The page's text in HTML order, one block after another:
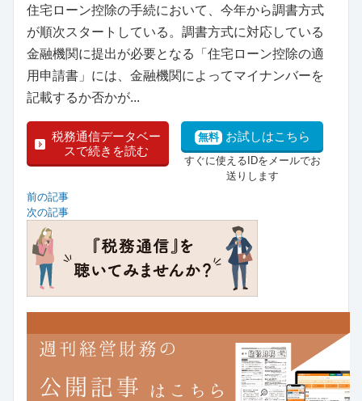
住宅ローン控除の手続において、今年から調書方式
が順次スタートしている。調書方式に対応している
金融機関に提出が必要となる「住宅ローン控除の適
用申請書」には、金融機関によってマイナンバーを
記載するか否かが...
税務通信データベー
スで続きを読む
無料 お試しはこちら
すぐに使えるIDをメールでお
送りします
前の記事
次の記事